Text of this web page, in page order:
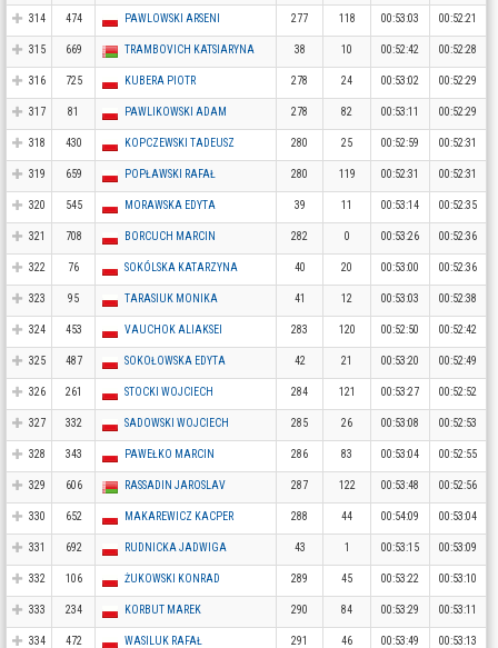
314 474 PAWLOWSKI ARSENI 277 118 00:53:03 00:52:21
315 669 TRAMBOVICH KATSIARYNA 38 10 00:52:42 00:52:28
316 725 KUBERA PIOTR 278 24 00:53:02 00:52:29
317 81 PAWLIKOWSKI ADAM 278 82 00:53:11 00:52:29
318 430 KOPCZEWSKI TADEUSZ 280 25 00:52:59 00:52:31
319 659 POPŁAWSKI RAFAŁ 280 119 00:52:31 00:52:31
320 545 MORAWSKA EDYTA 39 11 00:53:14 00:52:35
321 708 BORCUCH MARCIN 282 0 00:53:26 00:52:36
322 76 SOKÓLSKA KATARZYNA 40 20 00:53:00 00:52:36
323 95 TARASIUK MONIKA 41 12 00:53:03 00:52:38
324 453 VAUCHOK ALIAKSEI 283 120 00:52:50 00:52:42
325 487 SOKOŁOWSKA EDYTA 42 21 00:53:20 00:52:49
326 261 STOCKI WOJCIECH 284 121 00:53:27 00:52:52
327 332 SADOWSKI WOJCIECH 285 26 00:53:08 00:52:53
328 343 PAWEŁKO MARCIN 286 83 00:53:04 00:52:55
329 606 RASSADIN JAROSLAV 287 122 00:53:48 00:52:56
330 652 MAKAREWICZ KACPER 288 44 00:54:09 00:53:04
331 692 RUDNICKA JADWIGA 43 1 00:53:15 00:53:09
332 106 ŻUKOWSKI KONRAD 289 45 00:53:22 00:53:10
333 234 KORBUT MAREK 290 84 00:53:29 00:53:11
334 472 WASILUK RAFAŁ 291 46 00:53:49 00:53:13